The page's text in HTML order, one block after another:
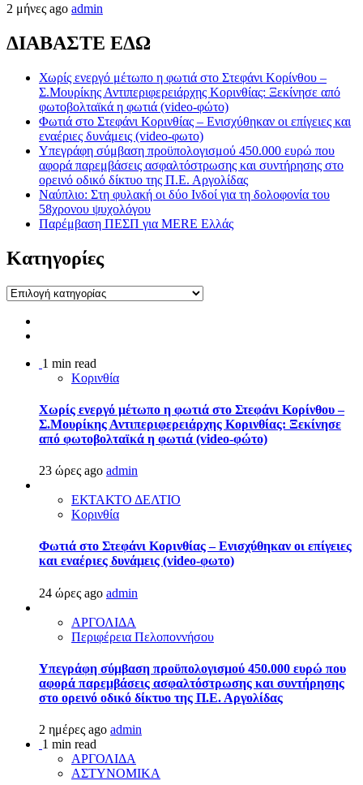
2 μήνες ago admin
ΔΙΑΒΑΣΤΕ ΕΔΩ
Χωρίς ενεργό μέτωπο η φωτιά στο Στεφάνι Κορίνθου –
Σ.Μουρίκης Αντιπεριφερειάρχης Κορινθίας: Ξεκίνησε από
φωτοβολταϊκά η φωτιά (video-φώτο)
Φωτιά στο Στεφάνι Κορινθίας – Ενισχύθηκαν οι επίγειες και
εναέριες δυνάμεις (video-φωτο)
Υπεγράφη σύμβαση προϋπολογισμού 450.000 ευρώ που
αφορά παρεμβάσεις ασφαλτόστρωσης και συντήρησης στο
ορεινό οδικό δίκτυο της Π.Ε. Αργολίδας
Ναύπλιο: Στη φυλακή οι δύο Ινδοί για τη δολοφονία του
58χρονου ψυχολόγου
Παρέμβαση ΠΕΣΠ για MERE Ελλάς
Kατηγορίες
Kατηγορίες
1 min read
Κορινθία
Χωρίς ενεργό μέτωπο η φωτιά στο Στεφάνι Κορίνθου –
Σ.Μουρίκης Αντιπεριφερειάρχης Κορινθίας: Ξεκίνησε
από φωτοβολταϊκά η φωτιά (video-φώτο)
23 ώρες ago admin
ΕΚΤΑΚΤΟ ΔΕΛΤΙΟ
Κορινθία
Φωτιά στο Στεφάνι Κορινθίας – Ενισχύθηκαν οι επίγειες
και εναέριες δυνάμεις (video-φωτο)
24 ώρες ago admin
ΑΡΓΟΛΙΔΑ
Περιφέρεια Πελοποννήσου
Υπεγράφη σύμβαση προϋπολογισμού 450.000 ευρώ που
αφορά παρεμβάσεις ασφαλτόστρωσης και συντήρησης
στο ορεινό οδικό δίκτυο της Π.Ε. Αργολίδας
2 ημέρες ago admin
1 min read
ΑΡΓΟΛΙΔΑ
ΑΣΤΥΝΟΜΙΚΑ